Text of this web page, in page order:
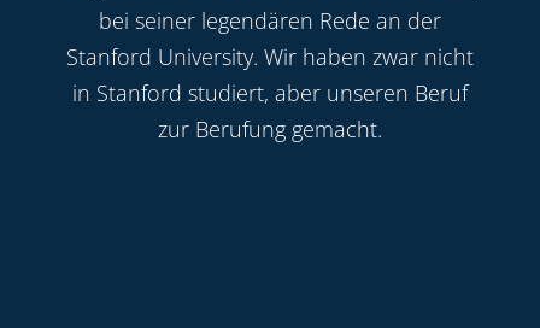
bei seiner legendären Rede an der
Stanford University. Wir haben zwar nicht
in Stanford studiert, aber unseren Beruf
zur Berufung gemacht.